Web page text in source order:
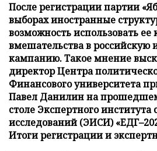
После регистрации партии
выборах иностранные
возможность использовать
вмешательства в российскую
кампанию. Такое мнение
директор Центра
Финансового университета
Павел Данилин на
столе Экспертного
исследований (ЭИСИ)
Итоги регистрации и